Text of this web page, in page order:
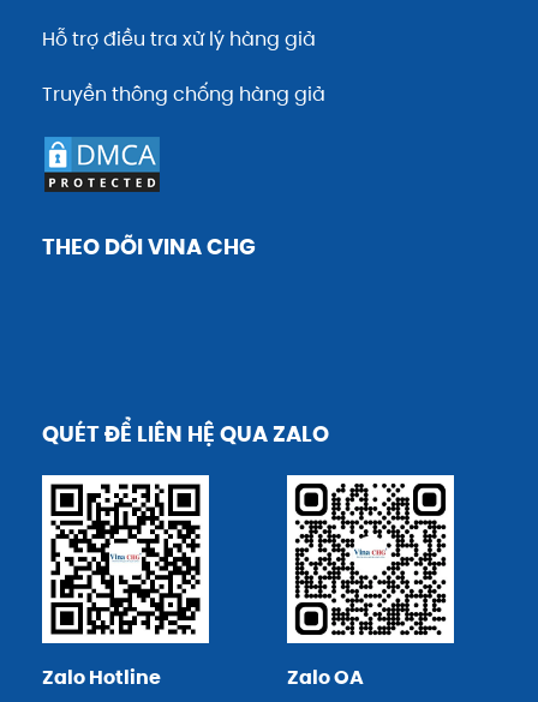
Hỗ trợ điều tra xử lý hàng giả
Truyền thông chống hàng giả
THEO DÕI VINA CHG
QUÉT ĐỂ LIÊN HỆ QUA ZALO
Zalo Hotline Zalo OA